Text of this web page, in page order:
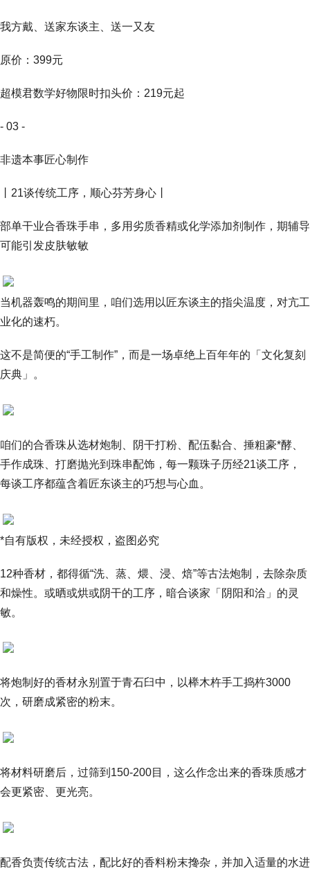
我方戴、送家东谈主、送一又友
原价：399元
超模君数学好物限时扣头价：219元起
- 03 -
非遗本事匠心制作
丨21谈传统工序，顺心芬芳身心丨
部单干业合香珠手串，多用劣质香精或化学添加剂制作，期辅导
可能引发皮肤敏敏
当机器轰鸣的期间里，咱们选用以匠东谈主的指尖温度，对亢工
业化的速朽。
这不是简便的“手工制作”，而是一场卓绝上百年年的「文化复刻
庆典」。
咱们的合香珠从选材炮制、阴干打粉、配伍黏合、捶粗豪*酵、
手作成珠、打磨抛光到珠串配饰，每一颗珠子历经21谈工序，
每谈工序都蕴含着匠东谈主的巧想与心血。
*自有版权，未经授权，盗图必究
12种香材，都得循“洗、蒸、煨、浸、焙”等古法炮制，去除杂质
和燥性。或晒或烘或阴干的工序，暗合谈家「阴阳和洽」的灵
敏。
将炮制好的香材永别置于青石臼中，以榉木杵手工捣杵3000
次，研磨成紧密的粉末。
将材料研磨后，过筛到150-200目，这么作念出来的香珠质感才
会更紧密、更光亮。
配香负责传统古法，配比好的香料粉末搀杂，并加入适量的水进